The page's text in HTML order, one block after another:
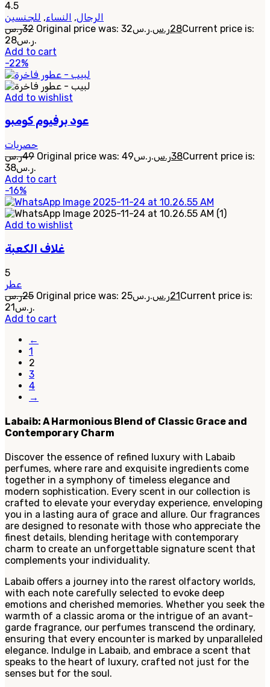
4.5
الرجال, النساء, للجنسين
32ر.س Original price was: 32ر.س. 28ر.س
Current price is:
28ر.س.
Add to cart
-22%
Add to wishlist
عود برفيوم كومبو
حصريات
49ر.س Original price was: 49ر.س. 38ر.س
Current price is:
38ر.س.
Add to cart
-16%
Add to wishlist
غلاف الكعبة
5
عطر
25ر.س Original price was: 25ر.س. 21ر.س
Current price is:
21ر.س.
Add to cart
←
1
2
3
4
→
Labaib: A Harmonious Blend of Classic Grace and
Contemporary Charm
Discover the essence of refined luxury with Labaib
perfumes, where rare and exquisite ingredients come
together in a symphony of timeless elegance and
modern sophistication. Every scent in our collection is
crafted to elevate your everyday experience, enveloping
you in a lasting aura of grace and allure. Our fragrances
are designed to resonate with those who appreciate the
finest details, blending heritage with contemporary
charm to create an unforgettable signature scent that
complements your individuality.
Labaib offers a journey into the rarest olfactory worlds,
with each note carefully selected to evoke deep
emotions and cherished memories. Whether you seek the
warmth of a classic aroma or the intrigue of an avant-
garde fragrance, our perfumes transcend the ordinary,
ensuring that every encounter is marked by unparalleled
elegance. Indulge in Labaib, and embrace a scent that
speaks to the heart of luxury, crafted not just for the
senses but for the soul.